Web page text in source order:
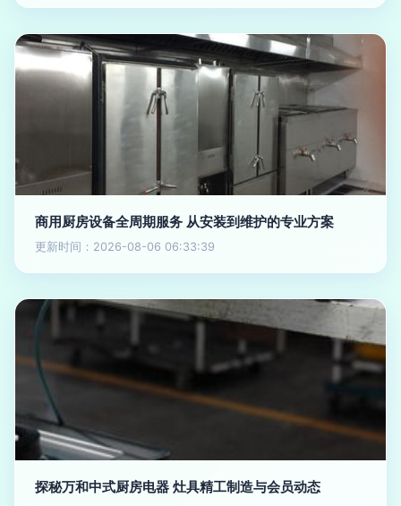
商用厨房设备全周期服务 从安装到维护的专业方案
更新时间：2026-08-06 06:33:39
探秘万和中式厨房电器 灶具精工制造与会员动态